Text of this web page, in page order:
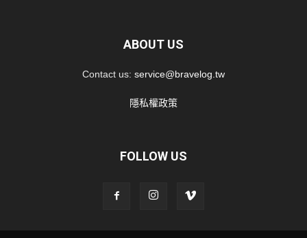
ABOUT US
Contact us: service@bravelog.tw
隱私權政策
FOLLOW US